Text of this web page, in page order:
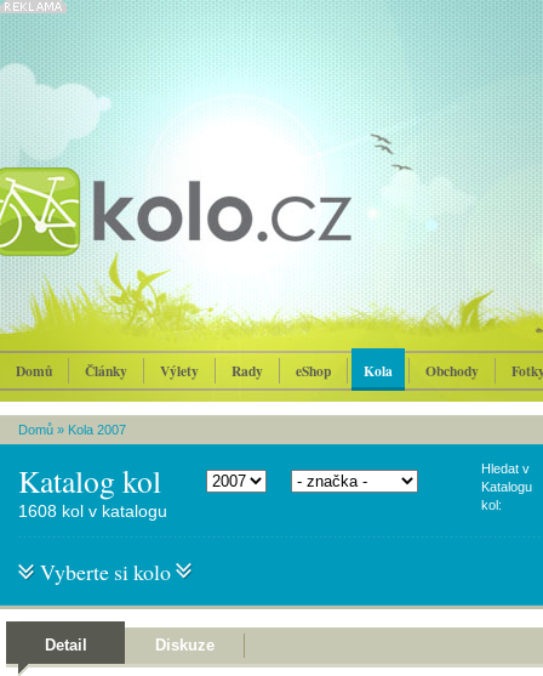
Domů Články Výlety Rady eShop Kola Obchody
Domů » Kola 2007
Katalog kol
Hledat v
Katalogu
kol:
1608 kol v katalogu
Vyberte si kolo
Detail Diskuze